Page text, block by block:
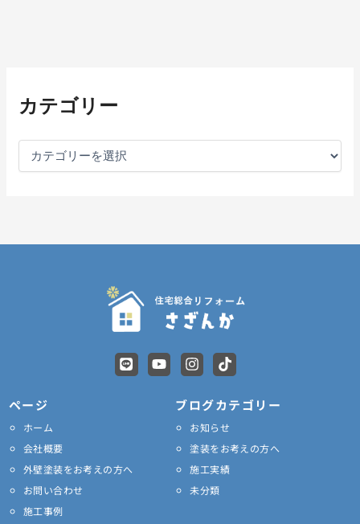
カテゴリー
ゴ
ー
L
i
Y
o
I
n
t
g
r
m
T
i
t
k
ページ
ホーム
会社概要
外壁塗装をお考えの方へ
お問い合わせ
施工事例
ブログカテゴリー
お知らせ
塗装をお考えの方へ
施工実績
未分類